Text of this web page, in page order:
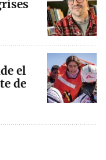
el
de